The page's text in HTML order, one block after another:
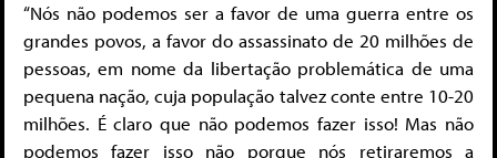
“Nós não podemos ser a favor de uma guerra entre os
grandes povos, a favor do assassinato de 20 milhões de
pessoas, em nome da libertação problemática de uma
pequena nação, cuja população talvez conte entre 10-20
milhões. É claro que não podemos fazer isso! Mas não
podemos fazer isso não porque nós retiraremos a